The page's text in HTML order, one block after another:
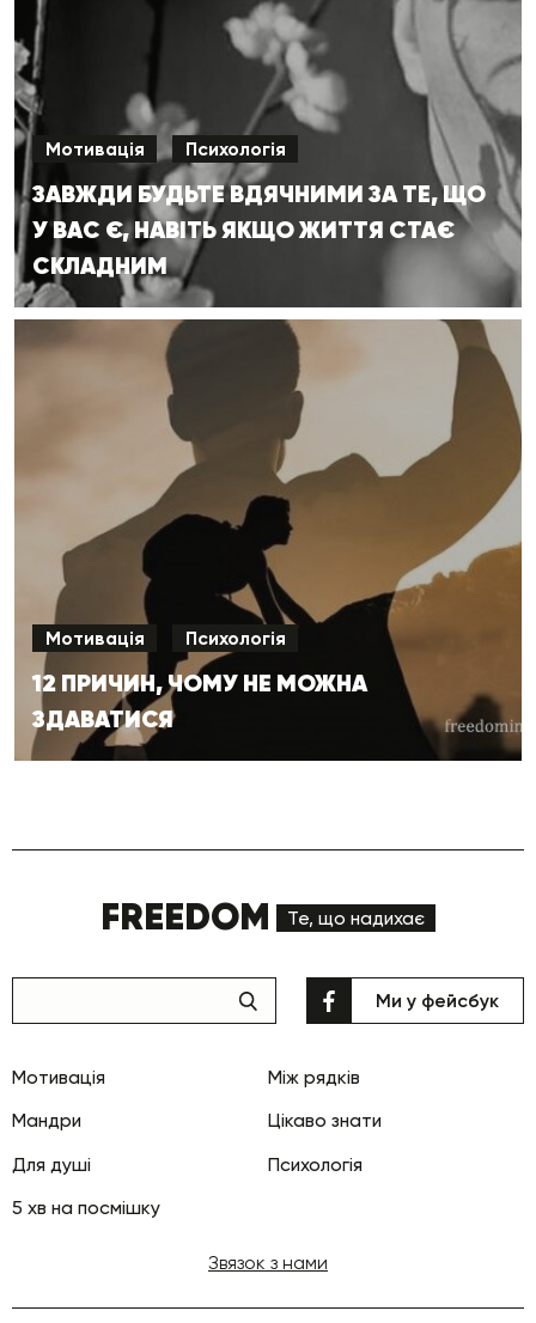
Мотивація Психологія
ЗАВЖДИ БУДЬТЕ ВДЯЧНИМИ ЗА ТЕ, ЩО
У ВАС Є, НАВІТЬ ЯКЩО ЖИТТЯ СТАЄ
СКЛАДНИМ
Мотивація Психологія
12 ПРИЧИН, ЧОМУ НЕ МОЖНА
ЗДАВАТИСЯ
FREEDOM Те, що надихає
Мотивація
Між рядків
Мандри
Цікаво знати
Для душі
Психологія
5 хв на посмішку
Ми у фейсбук
Звязок з нами